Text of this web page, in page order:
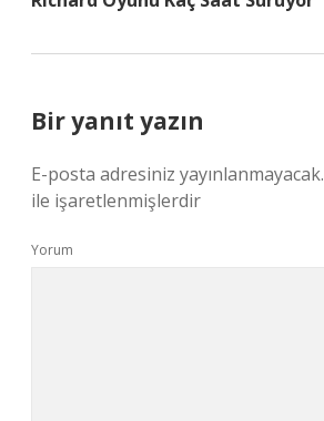
Bir yanıt yazın
E-posta adresiniz yayınlanmayacak.
ile işaretlenmişlerdir
Yorum